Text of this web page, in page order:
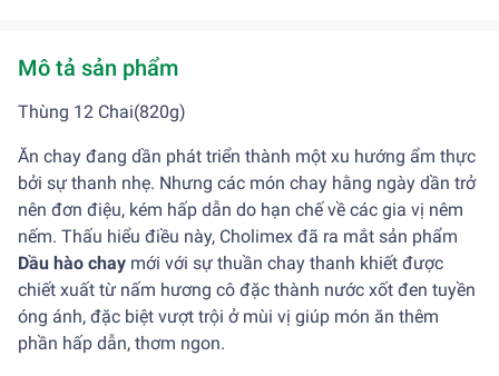
Mô tả sản phẩm
Thùng 12 Chai(820g)
Ăn chay đang dần phát triển thành một xu hướng ẩm thực
bởi sự thanh nhẹ. Nhưng các món chay hằng ngày dần trở
nên đơn điệu, kém hấp dẫn do hạn chế về các gia vị nêm
nếm. Thấu hiểu điều này, Cholimex đã ra mắt sản phẩm
Dầu hào chay mới với sự thuần chay thanh khiết được
chiết xuất từ nấm hương cô đặc thành nước xốt đen tuyền
óng ánh, đặc biệt vượt trội ở mùi vị giúp món ăn thêm
phần hấp dẫn, thơm ngon.